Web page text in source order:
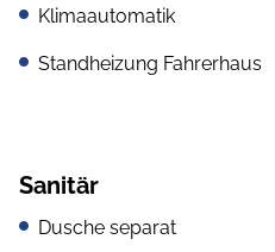
Klimaautomatik
Standheizung Fahrerhaus
Sanitär
Dusche separat